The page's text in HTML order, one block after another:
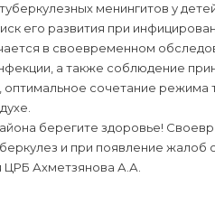
менингитов у
его развития при
в своевременном
а также соблюдение
сочетание режима
берегите здоровье!
и при появление жалоб
Ахметзянова А.А.